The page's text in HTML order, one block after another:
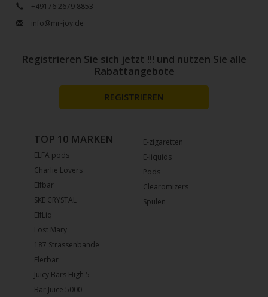
+49176 2679 8853
info@mr-joy.de
E-zigaretten
E-liquids
Pods
Clearomizers
Spulen
TOP 10 MARKEN
ELFA pods
Charlie Lovers
Elfbar
SKE CRYSTAL
ElfLiq
Lost Mary
187 Strassenbande
Flerbar
Juicy Bars High 5
Bar Juice 5000
Registrieren Sie sich jetzt !!! und nutzen Sie alle
Rabattangebote
REGISTRIEREN